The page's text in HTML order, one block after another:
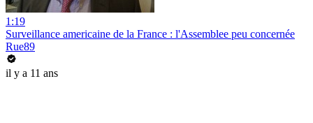
1:19
Surveillance americaine de la France : l'Assemblee peu concernée
Rue89
il y a 11 ans